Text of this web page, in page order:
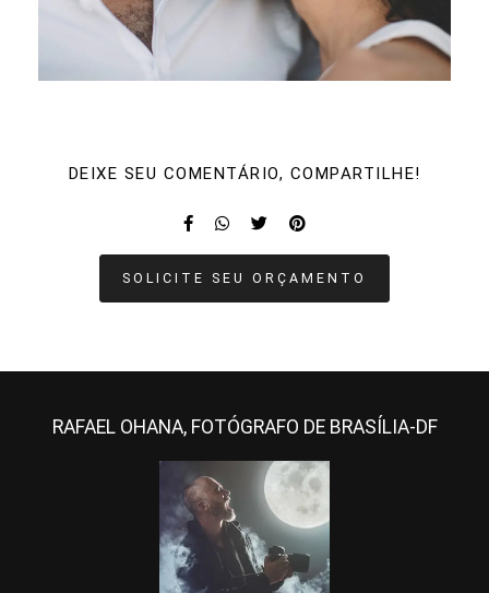
DEIXE SEU COMENTÁRIO, COMPARTILHE!
SOLICITE SEU ORÇAMENTO
RAFAEL OHANA, FOTÓGRAFO DE BRASÍLIA-DF